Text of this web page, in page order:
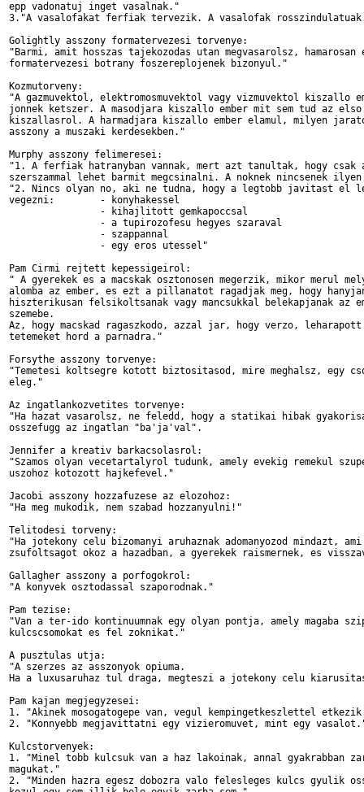
epp vadonatuj inget vasalnak."
3."A vasalofakat ferfiak tervezik. A vasalofak
Golightly asszony formatervezesi torvenye:
"Barmi, amit hosszas tajekozodas utan megvasarolsz, hamarosan
formatervezesi botrany foszereplojenek bizonyul."
Kozmutorveny:
"A gazmuvektol, elektromosmuvektol vagy vizmuvektol kiszallo
jonnek ketszer. A masodjara kiszallo ember mit sem tud az elso
kiszallasrol. A harmadjara kiszallo ember elamul, milyen
asszony a muszaki kerdesekben."
Murphy asszony felimeresei:
"1. A ferfiak hatranyban vannak, mert azt tanultak, hogy csak
szerszammal lehet barmit megcsinalni. A noknek nincsenek
"2. Nincs olyan no, aki ne tudna, hogy a legtobb javitast el
vegezni:	- konyhakessel
Pam Cirmi rejtett kepessigeirol:
" A gyerekek es a macskak osztonosen megerzik, mikor merul
alomba az ember, es ezt a pillanatot ragadjak meg, hogy
hiszterikusan felsikoltsanak vagy mancsukkal belekapjanak az
szemebe.
Az, hogy macskad ragaszkodo, azzal jar, hogy verzo,
tetemeket hord a parnadra."
Forsythe asszony torvenye:
"Temetesi koltsegre kotott biztositasod, mire meghalsz, egy
eleg."
Az ingatlankozvetites torvenye:
"Ha hazat vasarolsz, ne feledd, hogy a statikai hibak
osszefugg az ingatlan "ba'ja'val".
Jennifer a kreativ barkacsolasrol:
"Szamos olyan vecetartalyrol tudunk, amely evekig remekul
uszohoz kotozott hajkefevel."
Jacobi asszony hozzafuzese az elozohoz:
"Ha meg mukodik, nem szabad hozzanyulni!"
Telitodesi torveny:
"Ha jotekony celu bizomanyi aruhaznak adomanyozod mindazt, ami
zsufoltsagot okoz a hazadban, a gyerekek raismernek, es
Gallagher asszony a porfogokrol:
"A konyvek osztodassal szaporodnak."
Pam tezise:
"Van a ter-ido kontinuumnak egy olyan pontja, amely magaba
kulcscsomokat es fel zoknikat."
A pusztulas utja:
"A szerzes az asszonyok opiuma.
Ha a luxusaruhaz tul draga, megteszi a jotekony celu
Pam kajan megjegyzesei:
1. "Akinek mosogatogepe van, vegul kempingetkeszlettel
2. "Konnyebb megjavittatni egy vizieromuvet, mint egy
Kulcstorvenyek:
1. "Minel tobb kulcsuk van a haz lakoinak, annal gyakrabban
magukat."
2. "Minden hazra egesz dobozra valo felesleges kulcs gyulik